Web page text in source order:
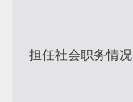
担任社会职务情况